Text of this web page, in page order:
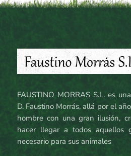
FAUSTINO MORRAS S.L. es
D. Faustino Morrás, allá por el
hombre con una gran ilusión,
hacer llegar a todos aquellos
necesario para sus animales